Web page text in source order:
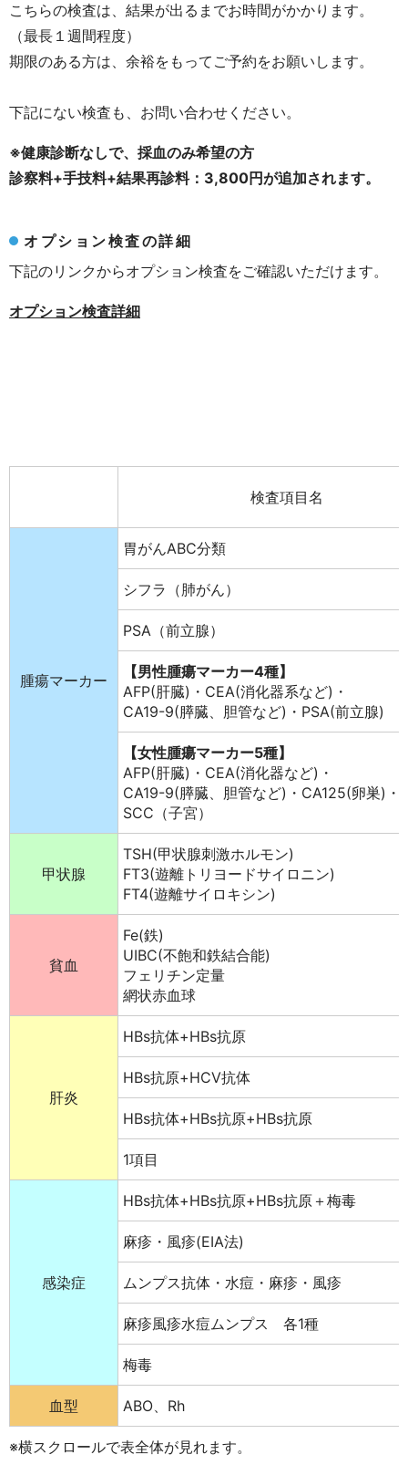
こちらの検査は、結果が出るまでお時間がかかります。
（最長１週間程度）
期限のある方は、余裕をもってご予約をお願いします。
下記にない検査も、お問い合わせください。
※健康診断なしで、採血のみ希望の方
診察料+手技料+結果再診料：3,800円が追加されます。
オプション検査の詳細
下記のリンクからオプション検査をご確認いただけます。
オプション検査詳細
検査項目名
腫瘍マーカー
胃がんABC分類
シフラ（肺がん）
PSA（前立腺）
【男性腫瘍マーカー4種】
AFP(肝臓)・CEA(消化器系など)・
CA19-9(膵臓、胆管など)・PSA(前立腺)
【女性腫瘍マーカー5種】
AFP(肝臓)・CEA(消化器など)・
CA19-9(膵臓、胆管など)・CA125(卵巣)・
SCC（子宮）
甲状腺
TSH(甲状腺刺激ホルモン)
FT3(遊離トリヨードサイロニン)
FT4(遊離サイロキシン)
貧血
Fe(鉄)
UIBC(不飽和鉄結合能)
フェリチン定量
網状赤血球
肝炎
HBs抗体+HBs抗原
HBs抗原+HCV抗体
HBs抗体+HBs抗原+HBs抗原
1項目
感染症
HBs抗体+HBs抗原+HBs抗原＋梅毒
麻疹・風疹(EIA法)
ムンプス抗体・水痘・麻疹・風疹
麻疹風疹水痘ムンプス 各1種
梅毒
血型 ABO、Rh
※横スクロールで表全体が見れます。